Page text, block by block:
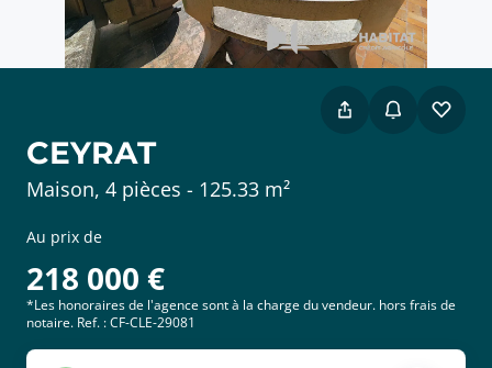
CEYRAT
Maison, 4 pièces - 125.33 m²
Au prix de
218 000 €
*Les honoraires de l'agence sont à la charge du vendeur. hors frais de
notaire. Ref. : CF-CLE-29081